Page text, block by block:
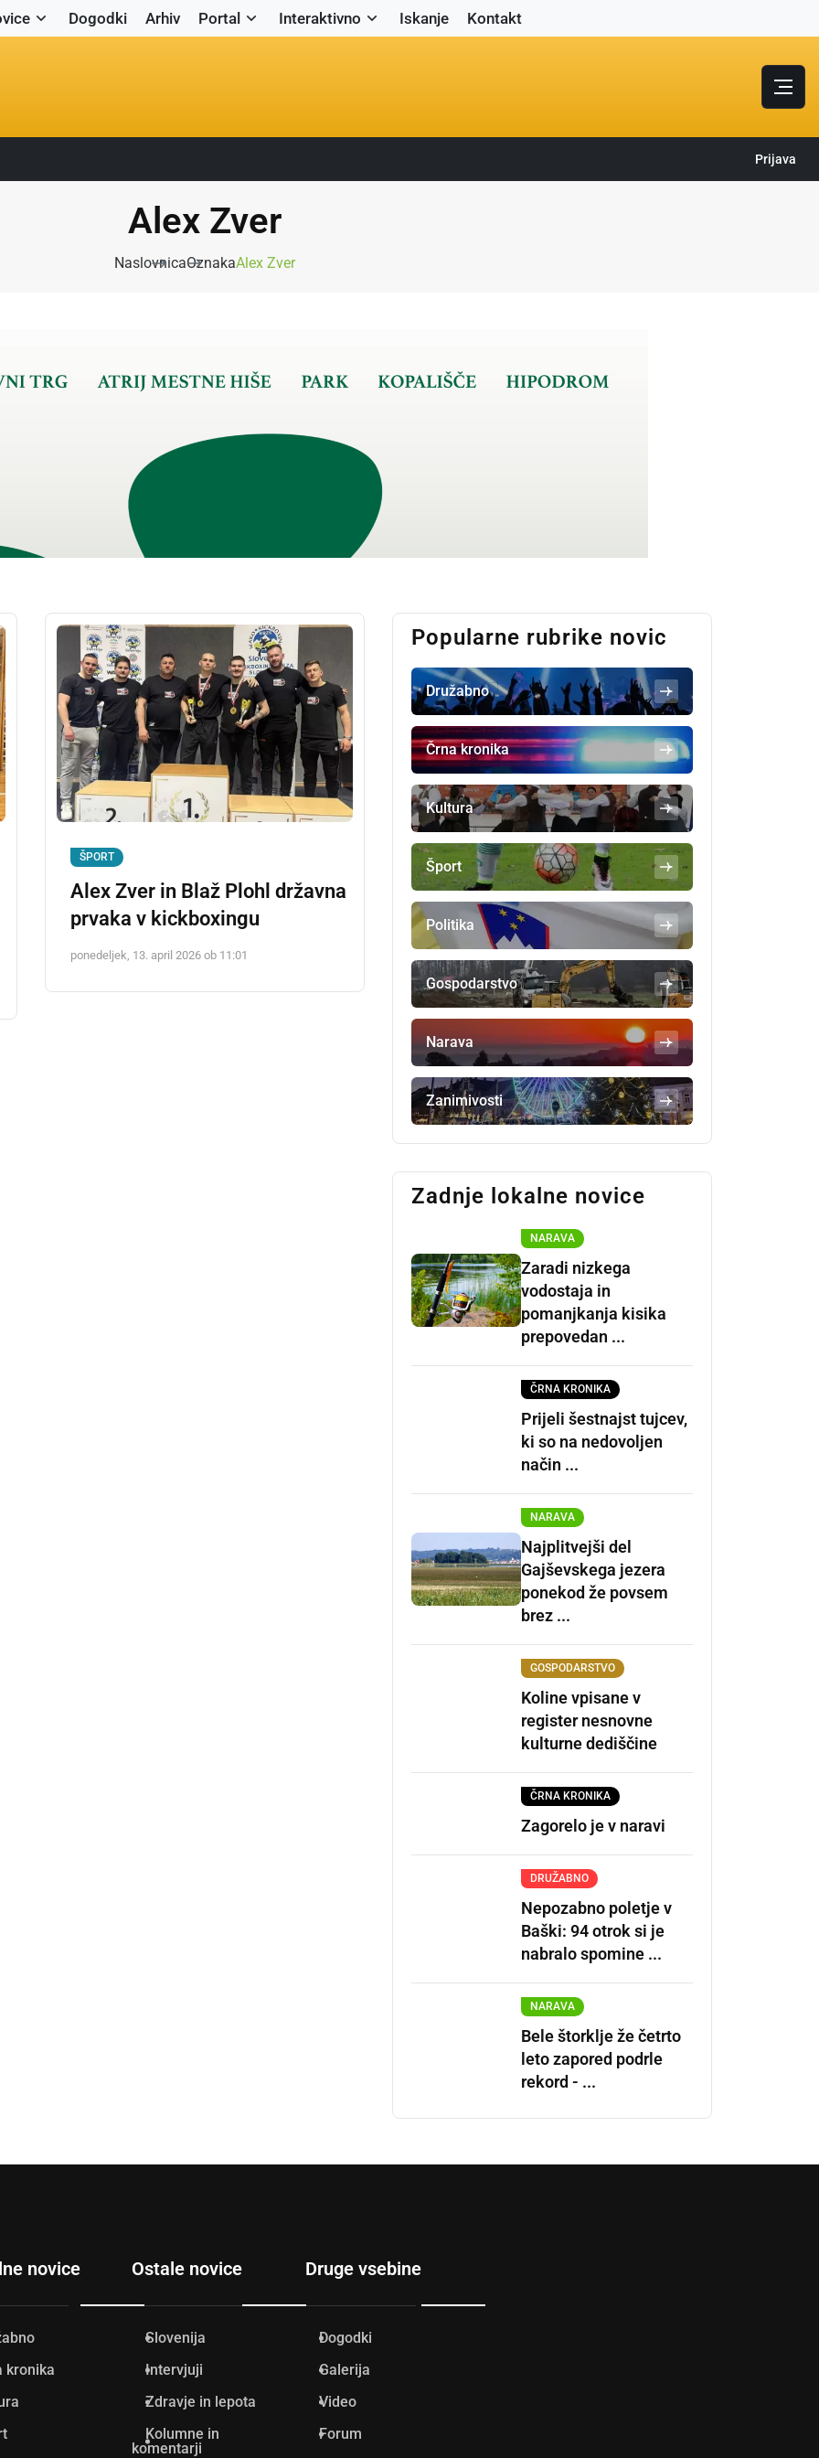
Dogodki Arhiv Portal Interaktivno Iskanje Kontakt
Prijava
Alex Zver
NaslovnicaOznakaAlex Zver
ŠPORT
Alex Zver in Blaž Plohl državna
prvaka v kickboxingu
ponedeljek, 13. april 2026 ob 11:01
Popularne rubrike novic
Družabno
Črna kronika
Kultura
Šport
Politika
Gospodarstvo
Narava
Zanimivosti
Zadnje lokalne novice
NARAVA
Zaradi nizkega
vodostaja in
pomanjkanja kisika
prepovedan ...
ČRNA KRONIKA
Prijeli šestnajst tujcev,
ki so na nedovoljen
način ...
NARAVA
Najplitvejši del
Gajševskega jezera
ponekod že povsem
brez ...
GOSPODARSTVO
Koline vpisane v
register nesnovne
kulturne dediščine
ČRNA KRONIKA
Zagorelo je v naravi
DRUŽABNO
Nepozabno poletje v
Baški: 94 otrok si je
nabralo spomine ...
NARAVA
Bele štorklje že četrto
leto zapored podrle
rekord - ...
novice
kronika
Ostale novice
Slovenija
Intervjuji
Zdravje in lepota
Kolumne in
komentarji
Druge vsebine
Dogodki
Galerija
Video
Forum